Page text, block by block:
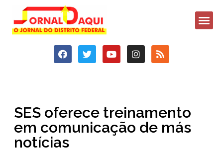
SES oferece treinamento
em comunicação de más
notícias